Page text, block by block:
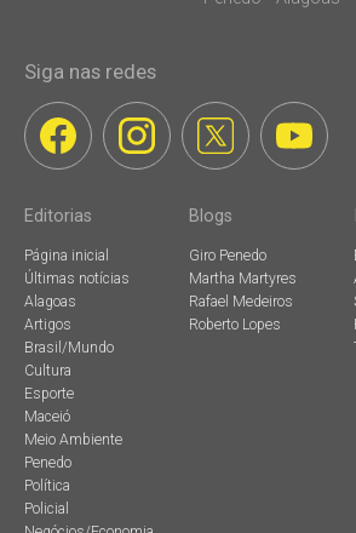
Siga nas redes
Editorias
Página inicial
Últimas notícias
Alagoas
Artigos
Brasil/Mundo
Cultura
Esporte
Maceió
Meio Ambiente
Penedo
Política
Policial
Blogs
Giro Penedo
Martha Martyres
Rafael Medeiros
Roberto Lopes